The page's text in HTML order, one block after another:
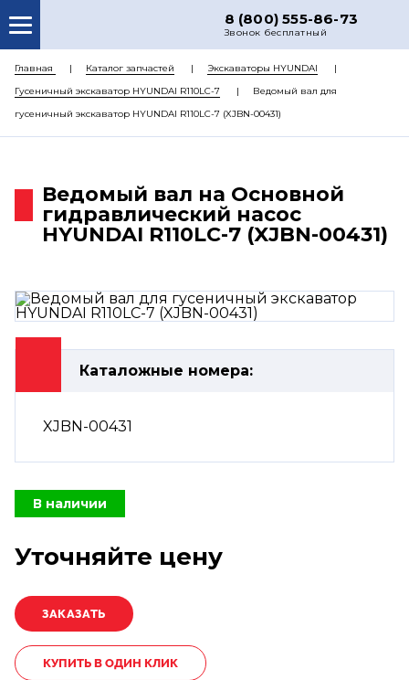
8 (800) 555-86-73
Звонок бесплатный
О НАС
КАТАЛОГ ЗАПЧАСТЕЙ
РЕМОНТ
ЦЕНЫ
КОНТАКТЫ
Главная Каталог запчастей
Экскаваторы HYUNDAI
Гусеничный экскаватор HYUNDAI R110LC-7
Ведомый вал для
гусеничный экскаватор HYUNDAI R110LC-7 (XJBN-00431)
Ведомый вал на Основной
гидравлический насос
HYUNDAI R110LC-7 (XJBN-00431)
Каталожные номера:
XJBN-00431
В наличии
Уточняйте цену
КУПИТЬ В ОДИН КЛИК